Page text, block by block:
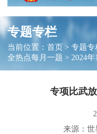
专题专栏
当前位置： 首页> 专题专
全热点每月一题 > 2024年
专项比武
来源：世